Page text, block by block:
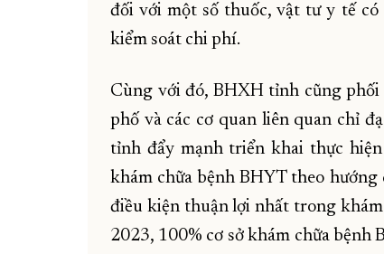
đối với một số thuốc, vật tư y tế
kiểm soát chi phí.
Cùng với đó, BHXH tỉnh cũng
phố và các cơ quan liên quan chỉ
tỉnh đẩy mạnh triển khai thực
khám chữa bệnh BHYT theo hướng
điều kiện thuận lợi nhất trong
2023, 100% cơ sở khám chữa